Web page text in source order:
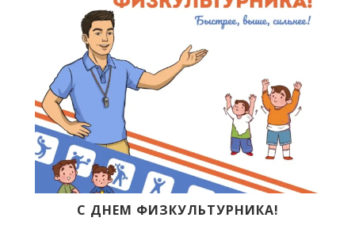
С ДНЕМ ФИЗКУЛЬТУРНИКА!